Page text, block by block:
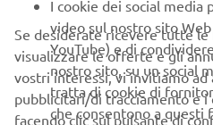
Autentica dual-sport
I cookie dei social
video sul nostro sito
YouTube) e di
nostro sito, su un social
tratta di cookie di
che consentono a questi
Se desiderate ricevere tutte
visualizzare le offerte e gli
vostri interessi, vi invitiamo ad
pubblicitari/di tracciamento e i
facendo clic sul pulsante di